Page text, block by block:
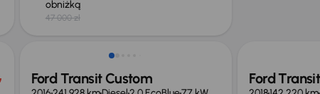
obniżką
47 000 zł
Taniej o 1 000 zł
Ford Transit Custom Ford